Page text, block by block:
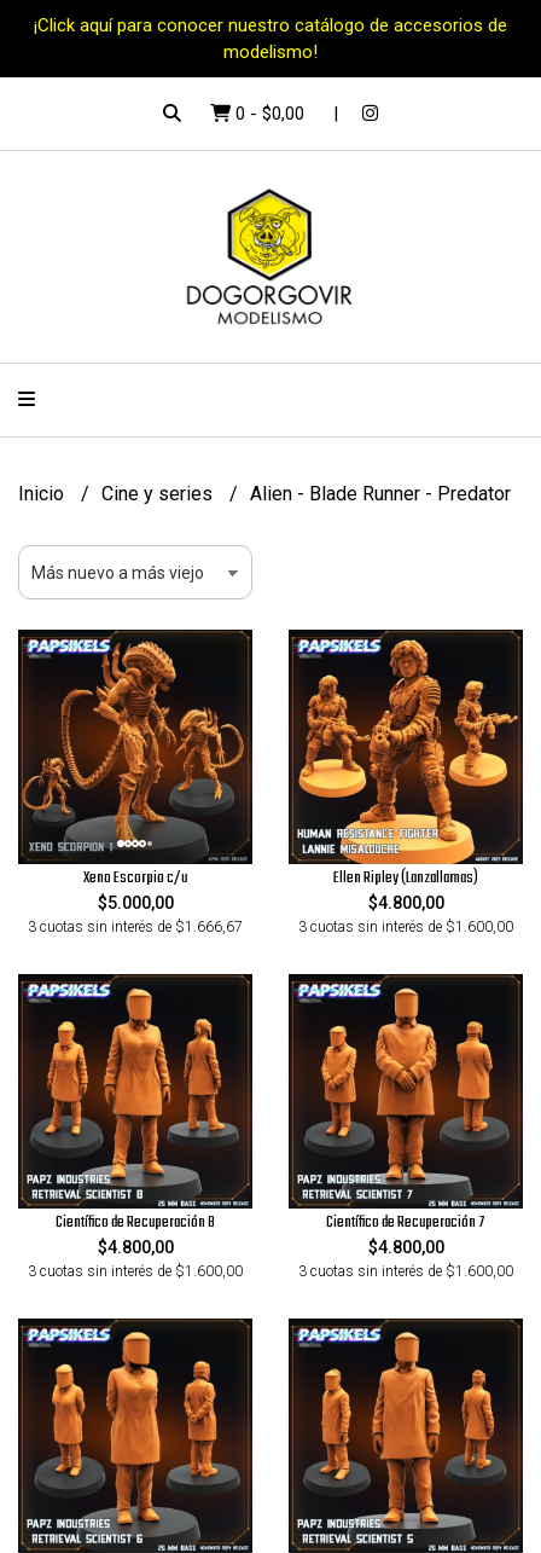
¡Click aquí para conocer nuestro catálogo de accesorios de
modelismo!
0 - $0,00
Inicio Cine y series Alien - Blade Runner - Predator
Xeno Escorpio c/u
$5.000,00
3 cuotas sin interés de $1.666,67
Ellen Ripley (Lanzallamas)
$4.800,00
3 cuotas sin interés de $1.600,00
Científico de Recuperación 8
$4.800,00
3 cuotas sin interés de $1.600,00
Científico de Recuperación 7
$4.800,00
3 cuotas sin interés de $1.600,00